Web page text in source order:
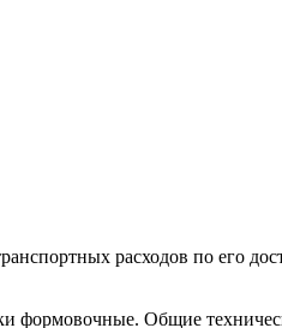
расходов по его
Общие